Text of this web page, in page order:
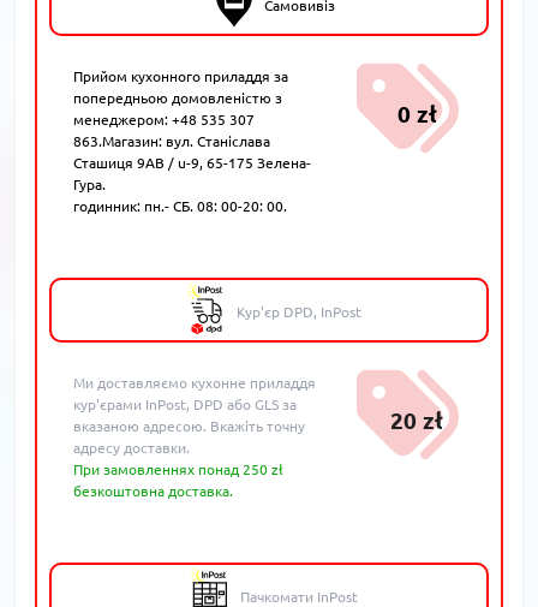
Самовивіз
Прийом кухонного приладдя за
попередньою домовленістю з
менеджером: +48 535 307
863.Магазин: вул. Станіслава
Сташиця 9AB / u-9, 65-175 Зелена-
Гура.
годинник: пн.- СБ. 08: 00-20: 00.
0 zł
Кур'єр DPD, InPost
Ми доставляємо кухонне приладдя
кур'єрами InPost, DPD або GLS за
вказаною адресою. Вкажіть точну
адресу доставки.
При замовленнях понад 250 zł
безкоштовна доставка.
20 zł
Пачкомати InPost